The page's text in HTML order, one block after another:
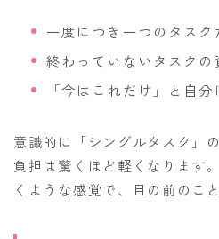
一度につき一つのタスク
終わっていないタスク
「今はこれだけ」と自
意識的に「シングルタスク」
負担は驚くほど軽くなります
くような感覚で、目の前のこ